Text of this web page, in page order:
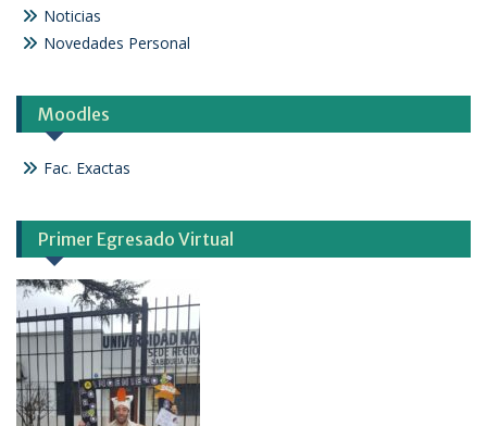
Noticias
Novedades Personal
Moodles
Fac. Exactas
Primer Egresado Virtual